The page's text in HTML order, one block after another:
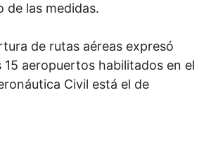
de las medidas.
de rutas aéreas expresó
15 aeropuertos habilitados en el
Civil está el de